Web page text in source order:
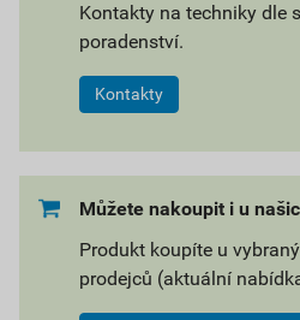
Kontakty na techniky dle
poradenství.
Kontakty
Můžete nakoupit i u
Produkt koupíte u
prodejců (aktuální